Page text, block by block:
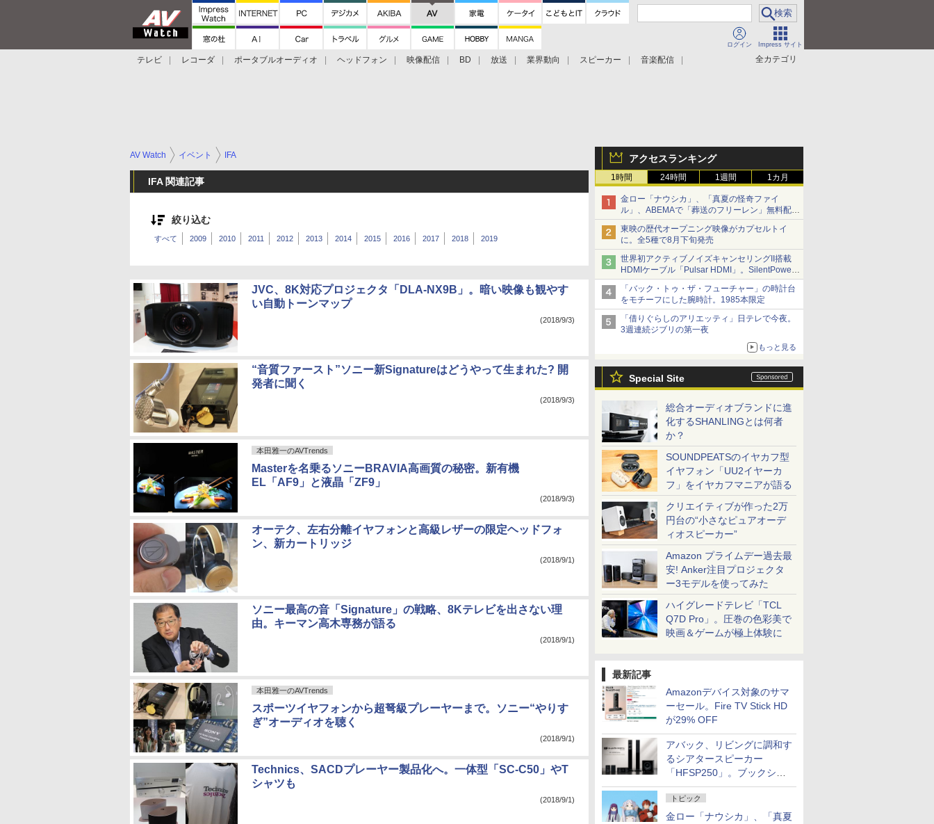
ログイン Impress サイト
全カテゴリ
テレビ レコーダ ポータブルオーディオ ヘッドフォン 映像配信 BD 放送 業界動向 スピーカー
音楽配信
アクセスランキング
1時間 24時間 1週間 1カ月
金ロー「ナウシカ」、「真夏の怪奇ファイ
ル」、ABEMAで「葬送のフリーレン」無料配信
など。夏の特番・配信情報
東映の歴代オープニング映像がカプセルトイ
に。全5種で8月下旬発売
世界初アクティブノイズキャンセリングII搭載
HDMIケーブル「Pulsar HDMI」。SilentPower
から
「バック・トゥ・ザ・フューチャー」の時計台
をモチーフにした腕時計。1985本限定
「借りぐらしのアリエッティ」日テレで今夜。
3週連続ジブリの第一夜
もっと見る
Special Site
総合オーディオブランドに進
化するSHANLINGとは何者
か？
SOUNDPEATSのイヤカフ型
イヤフォン「UU2イヤーカ
フ」をイヤカフマニアが語る
クリエイティブが作った2万
円台の“小さなピュアオーデ
ィオスピーカー”
Amazon プライムデー過去最
安! Anker注目プロジェクタ
ー3モデルを使ってみた
ハイグレードテレビ「TCL
Q7D Pro」。圧巻の色彩美で
映画＆ゲームが極上体験に
最新記事
Amazonデバイス対象のサマ
ーセール。Fire TV Stick HD
が29% OFF
アバック、リビングに調和す
るシアタースピーカー
「HFSP250」。ブックシェ
ルフはペア3万円以下
トピック
金ロー「ナウシカ」、「真夏
AV Watch イベント IFA
IFA 関連記事
絞り込む
すべて 2009 2010 2011 2012 2013 2014 2015 2016 2017 2018 2019
JVC、8K対応プロジェクタ「DLA-NX9B」。暗い映像も観やす
い自動トーンマップ
(2018/9/3)
“音質ファースト”ソニー新Signatureはどうやって生まれた? 開
発者に聞く
(2018/9/3)
本田雅一のAVTrends
Masterを名乗るソニーBRAVIA高画質の秘密。新有機
EL「AF9」と液晶「ZF9」
(2018/9/3)
オーテク、左右分離イヤフォンと高級レザーの限定ヘッドフォ
ン、新カートリッジ
(2018/9/1)
ソニー最高の音「Signature」の戦略、8Kテレビを出さない理
由。キーマン高木専務が語る
(2018/9/1)
本田雅一のAVTrends
スポーツイヤフォンから超弩級プレーヤーまで。ソニー“やりす
ぎ”オーディオを聴く
(2018/9/1)
Technics、SACDプレーヤー製品化へ。一体型「SC-C50」やT
シャツも
(2018/9/1)